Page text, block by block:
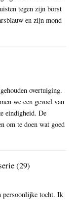
tegen zijn borst
en zijn mond
overtuiging.
we een gevoel van
eindigheid. De
om te doen wat goed
(29)
persoonlijke tocht. Ik